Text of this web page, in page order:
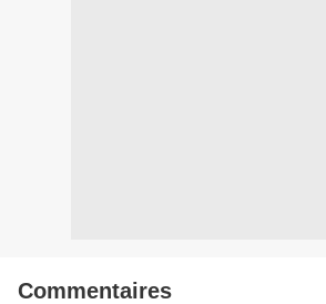
Commentaires